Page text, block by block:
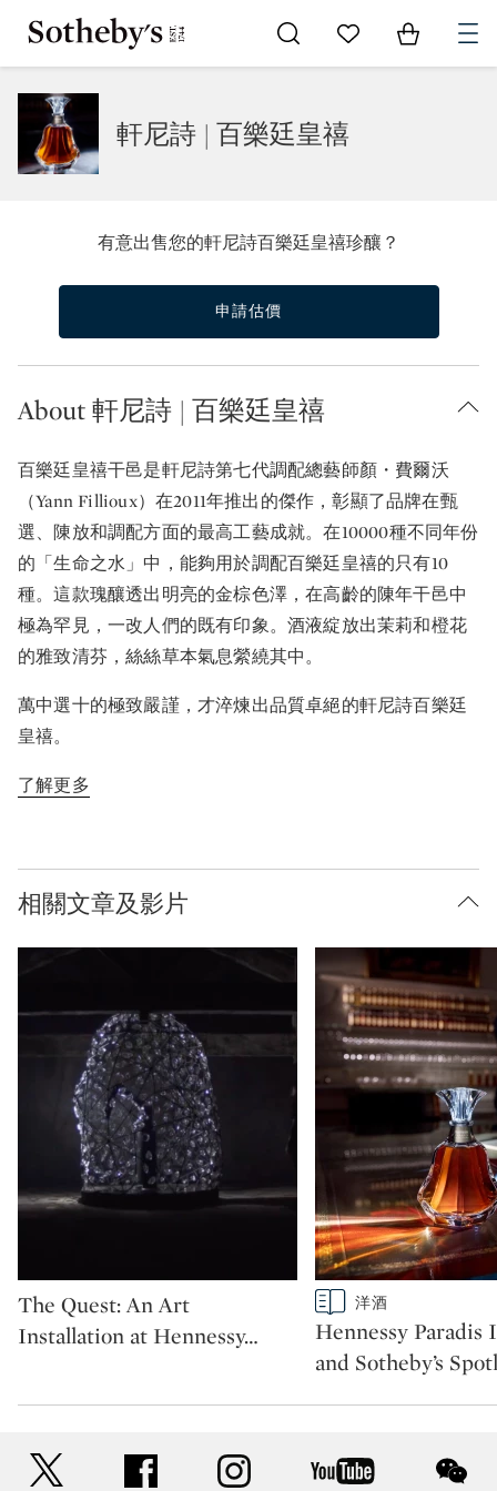
Go to My Favorites
Items in
軒尼詩 | 百樂廷皇禧
有意出售您的軒尼詩百樂廷皇禧珍釀？
申請估價
About 軒尼詩 | 百樂廷皇禧
百樂廷皇禧干邑是軒尼詩第七代調配總藝師顏・費爾沃
（Yann Fillioux）在2011年推出的傑作，彰顯了品牌在甄
選、陳放和調配方面的最高工藝成就。在10000種不同年份
的「生命之水」中，能夠用於調配百樂廷皇禧的只有10
種。這款瑰釀透出明亮的金棕色澤，在高齡的陳年干邑中
極為罕見，一改人們的既有印象。酒液綻放出茉莉和橙花
的雅致清芬，絲絲草本氣息縈繞其中。
萬中選十的極致嚴謹，才淬煉出品質卓絕的軒尼詩百樂廷
皇禧。
了解更多
相關文章及影片
Type: video
The Quest: An Art
Installation at Hennessy…
Type: story
CATEGORY:
洋酒
Hennessy Paradis
and Sotheby’s
facebook instagram youtube